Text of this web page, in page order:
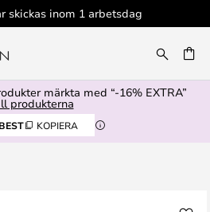
skickas inom 1 arbetsdag
märkta med “-16% EXTRA”
produkterna
KOPIERA